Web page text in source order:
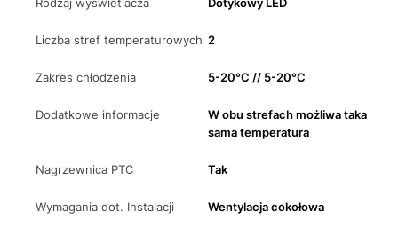
Liczba stref temperaturowych 2
Zakres chłodzenia 5-20°C // 5-20°C
Dodatkowe informacje
W obu strefach możliwa taka
sama temperatura
Nagrzewnica PTC Tak
Wymagania dot. Instalacji Wentylacja cokołowa